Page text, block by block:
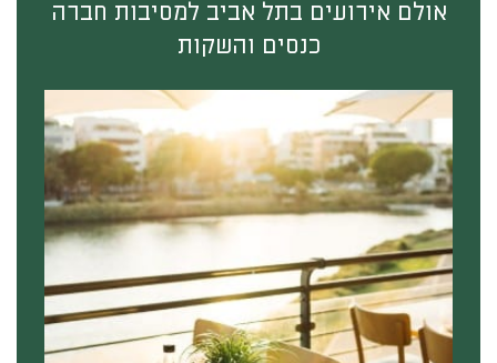
אולם אירועים בתל אביב למסיבות חברה
כנסים והשקות